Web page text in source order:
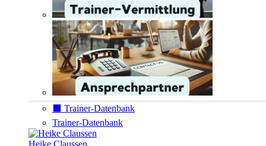
⬛️ Trainer-Datenbank
Trainer-Datenbank
Heike Claussen